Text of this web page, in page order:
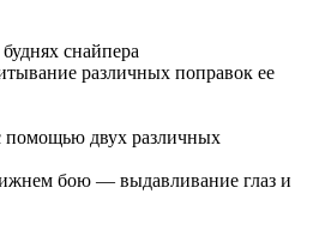
снайпера
различных поправок ее
двух различных
бою — выдавливание глаз и